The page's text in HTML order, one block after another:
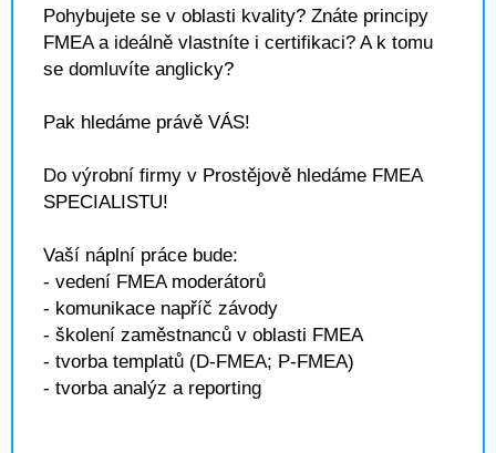
Pohybujete se v oblasti kvality? Znáte principy
FMEA a ideálně vlastníte i certifikaci? A k tomu
se domluvíte anglicky?
Pak hledáme právě VÁS!
Do výrobní firmy v Prostějově hledáme FMEA
SPECIALISTU!
Vaší náplní práce bude:
- vedení FMEA moderátorů
- komunikace napříč závody
- školení zaměstnanců v oblasti FMEA
- tvorba templatů (D-FMEA; P-FMEA)
- tvorba analýz a reporting